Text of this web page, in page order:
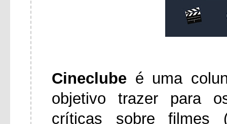
Cineclube é uma
objetivo trazer para
críticas sobre